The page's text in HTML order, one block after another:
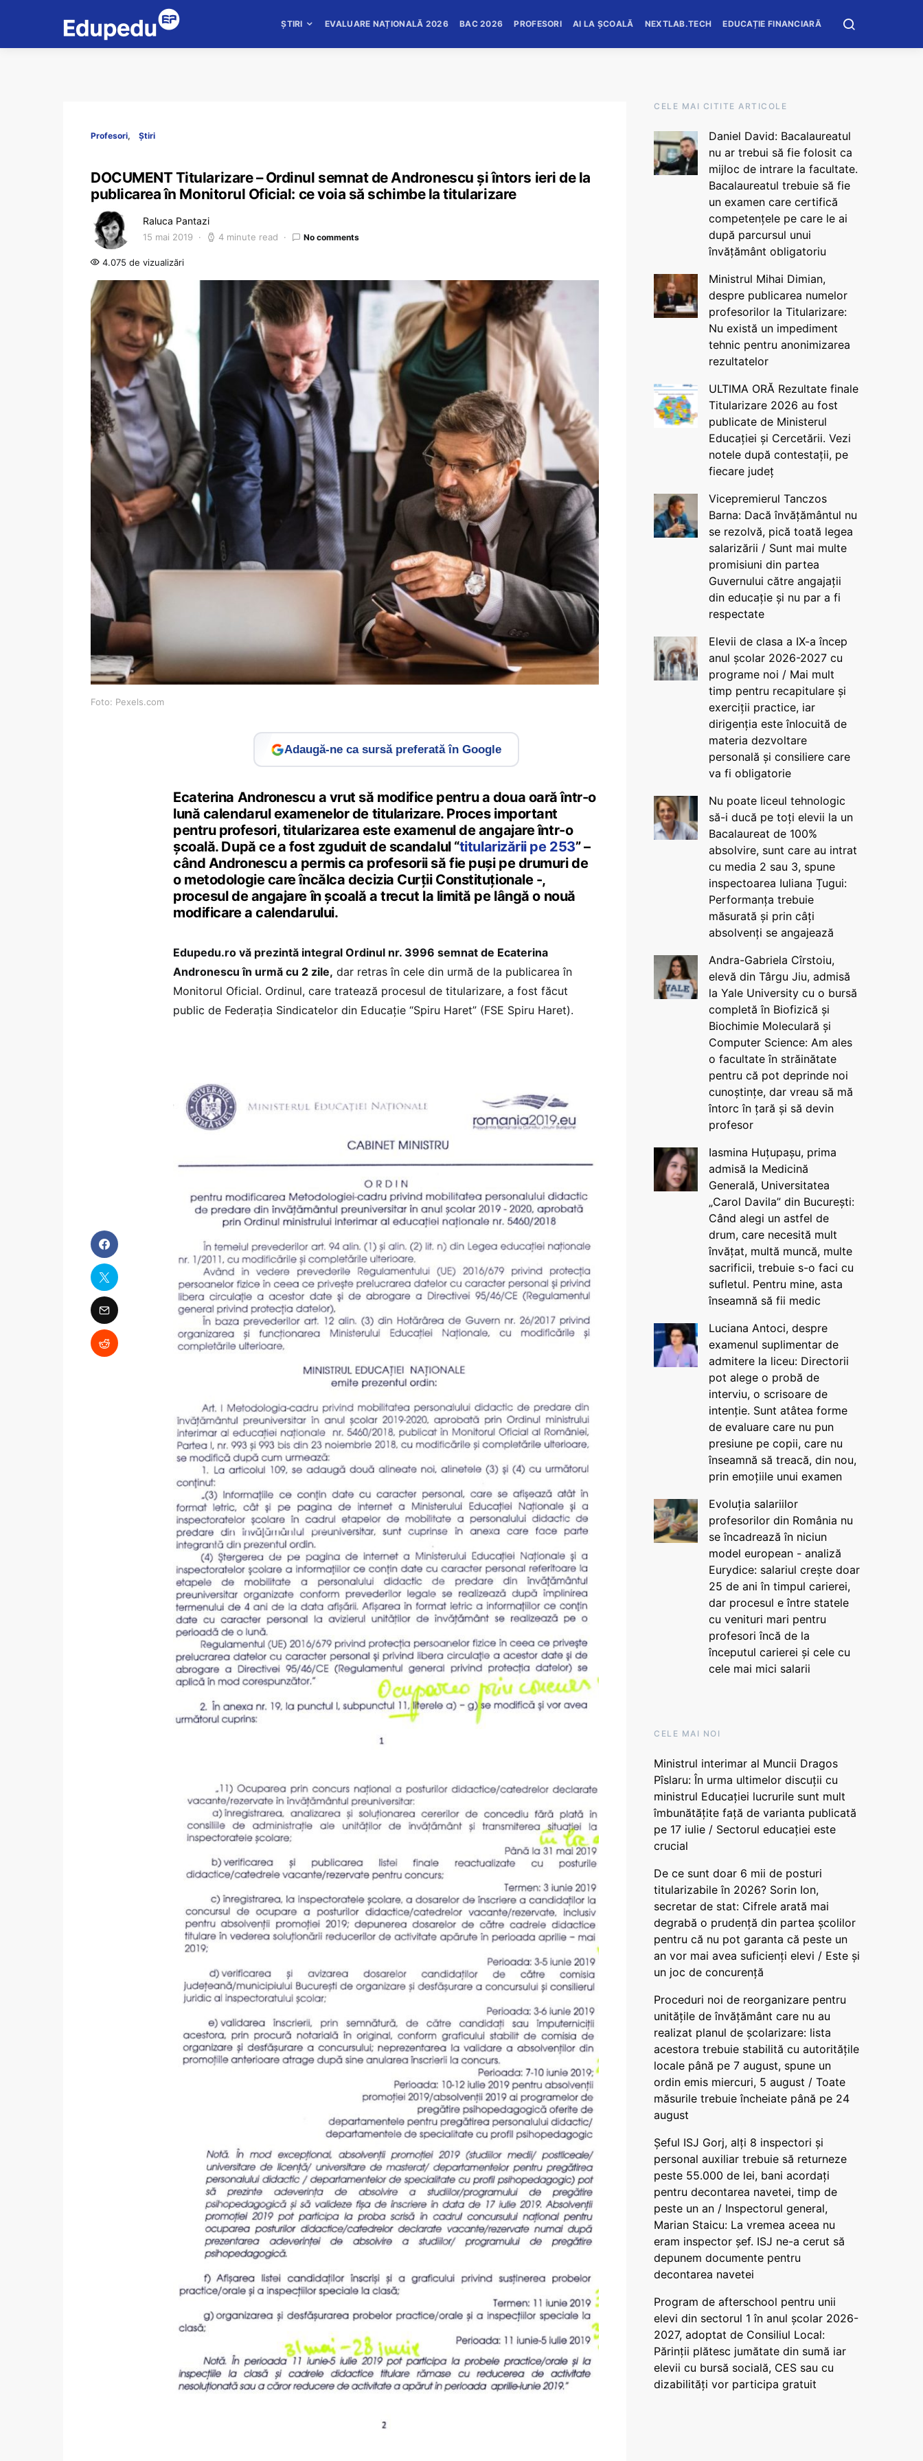
ȘTIRI EVALUARE NAȚIONALĂ 2026 BAC 2026 PROFESORI AI LA ȘCOALĂ NEXTLAB.TECH EDUCAȚIE FINANCIARĂ
Profesori Știri
DOCUMENT Titularizare – Ordinul semnat de Andronescu și întors ieri de la
publicarea în Monitorul Oficial: ce voia să schimbe la titularizare
Raluca Pantazi
15 mai 2019 4 minute read No comments
4.075 de vizualizări
Foto: Pexels.com
Adaugă-ne ca sursă preferată în Google
Ecaterina Andronescu a vrut să modifice pentru a doua oară într-o
lună calendarul examenelor de titularizare. Proces important
pentru profesori, titularizarea este examenul de angajare într-o
școală. După ce a fost zguduit de scandalul “titularizării pe 253” –
când Andronescu a permis ca profesorii să fie puși pe drumuri de
o metodologie care încălca decizia Curții Constituționale -,
procesul de angajare în școală a trecut la limită pe lângă o nouă
modificare a calendarului.
Edupedu.ro vă prezintă integral Ordinul nr. 3996 semnat de Ecaterina
Andronescu în urmă cu 2 zile, dar retras în cele din urmă de la publicarea în
Monitorul Oficial. Ordinul, care tratează procesul de titularizare, a fost făcut
public de Federația Sindicatelor din Educație “Spiru Haret” (FSE Spiru Haret).
CELE MAI CITITE ARTICOLE
Daniel David: Bacalaureatul
nu ar trebui să fie folosit ca
mijloc de intrare la facultate.
Bacalaureatul trebuie să fie
un examen care certifică
competențele pe care le ai
după parcursul unui
învățământ obligatoriu
Ministrul Mihai Dimian,
despre publicarea numelor
profesorilor la Titularizare:
Nu există un impediment
tehnic pentru anonimizarea
rezultatelor
ULTIMA ORĂ Rezultate finale
Titularizare 2026 au fost
publicate de Ministerul
Educației și Cercetării. Vezi
notele după contestații, pe
fiecare județ
Vicepremierul Tanczos
Barna: Dacă învățământul nu
se rezolvă, pică toată legea
salarizării / Sunt mai multe
promisiuni din partea
Guvernului către angajații
din educație și nu par a fi
respectate
Elevii de clasa a IX-a încep
anul școlar 2026-2027 cu
programe noi / Mai mult
timp pentru recapitulare și
exerciții practice, iar
dirigenția este înlocuită de
materia dezvoltare
personală și consiliere care
va fi obligatorie
Nu poate liceul tehnologic
să-i ducă pe toți elevii la un
Bacalaureat de 100%
absolvire, sunt care au intrat
cu media 2 sau 3, spune
inspectoarea Iuliana Țugui:
Performanța trebuie
măsurată și prin câți
absolvenți se angajează
Andra-Gabriela Cîrstoiu,
elevă din Târgu Jiu, admisă
la Yale University cu o bursă
completă în Biofizică și
Biochimie Moleculară și
Computer Science: Am ales
o facultate în străinătate
pentru că pot deprinde noi
cunoștințe, dar vreau să mă
întorc în țară și să devin
profesor
Iasmina Huțupașu, prima
admisă la Medicină
Generală, Universitatea
„Carol Davila” din București:
Când alegi un astfel de
drum, care necesită mult
învățat, multă muncă, multe
sacrificii, trebuie s-o faci cu
sufletul. Pentru mine, asta
înseamnă să fii medic
Luciana Antoci, despre
examenul suplimentar de
admitere la liceu: Directorii
pot alege o probă de
interviu, o scrisoare de
intenție. Sunt atâtea forme
de evaluare care nu pun
presiune pe copii, care nu
înseamnă să treacă, din nou,
prin emoțiile unui examen
Evoluția salariilor
profesorilor din România nu
se încadrează în niciun
model european - analiză
Eurydice: salariul crește doar
25 de ani în timpul carierei,
dar procesul e între statele
cu venituri mari pentru
profesori încă de la
începutul carierei și cele cu
cele mai mici salarii
CELE MAI NOI
Ministrul interimar al Muncii Dragos
Pîslaru: În urma ultimelor discuții cu
ministrul Educației lucrurile sunt mult
îmbunătățite față de varianta publicată
pe 17 iulie / Sectorul educației este
crucial
De ce sunt doar 6 mii de posturi
titularizabile în 2026? Sorin Ion,
secretar de stat: Cifrele arată mai
degrabă o prudență din partea școlilor
pentru că nu pot garanta că peste un
an vor mai avea suficienți elevi / Este și
un joc de concurență
Proceduri noi de reorganizare pentru
unitățile de învățământ care nu au
realizat planul de școlarizare: lista
acestora trebuie stabilită cu autoritățile
locale până pe 7 august, spune un
ordin emis miercuri, 5 august / Toate
măsurile trebuie încheiate până pe 24
august
Șeful ISJ Gorj, alți 8 inspectori și
personal auxiliar trebuie să returneze
peste 55.000 de lei, bani acordați
pentru decontarea navetei, timp de
peste un an / Inspectorul general,
Marian Staicu: La vremea aceea nu
eram inspector șef. ISJ ne-a cerut să
depunem documente pentru
decontarea navetei
Program de afterschool pentru unii
elevi din sectorul 1 în anul școlar 2026-
2027, adoptat de Consiliul Local:
Părinții plătesc jumătate din sumă iar
elevii cu bursă socială, CES sau cu
dizabilităţi vor participa gratuit